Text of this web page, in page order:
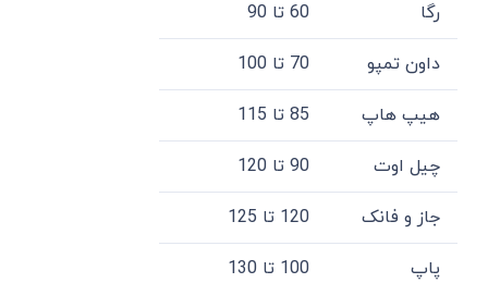
رگا 60 تا 90
داون تمپو 70 تا 100
هیپ هاپ 85 تا 115
چیل اوت 90 تا 120
جاز و فانک 120 تا 125
پاپ 100 تا 130